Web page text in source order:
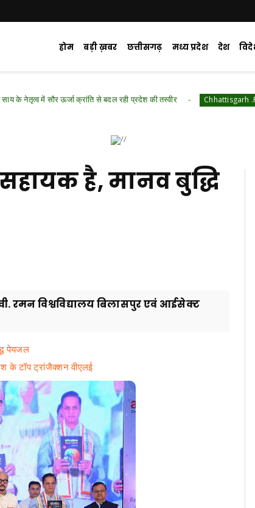
होम बड़ी ख़बर छत्तीसगढ़ मध्य प्रदेश देश
क्रांति से बदल रही प्रदेश की तस्वीर Chhattisgarh .Featured
है, मानव बुद्धि
रमन विश्वविद्यालय बिलासपुर एवं आईसेक्ट
पेयजल
के टॉप ट्रांजैक्शन वीएलई